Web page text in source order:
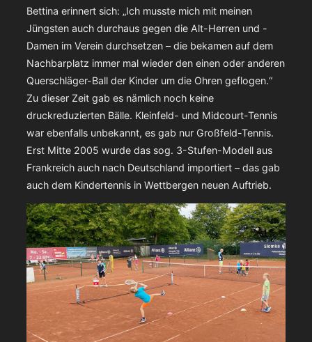
Bettina erinnert sich: „Ich musste mich mit meinen
Jüngsten auch durchaus gegen die Alt-Herren und -
Damen im Verein durchsetzen – die bekamen auf dem
Nachbarplatz immer mal wieder den einen oder anderen
Querschläger-Ball der Kinder um die Ohren geflogen.“
Zu dieser Zeit gab es nämlich noch keine
druckreduzierten Bälle. Kleinfeld- und Midcourt-Tennis
war ebenfalls unbekannt, es gab nur Großfeld-Tennis.
Erst Mitte 2005 wurde das sog. 3-Stufen-Modell aus
Frankreich auch nach Deutschland importiert – das gab
auch dem Kindertennis in Wettbergen neuen Auftrieb.